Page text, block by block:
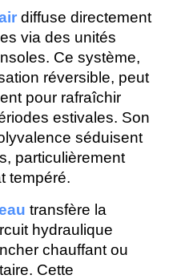
diffuse directement
via des unités
Ce système,
réversible, peut
pour rafraîchir
estivales. Son
séduisent
particulièrement
tempéré.
transfère la
hydraulique
chauffant ou
Cette